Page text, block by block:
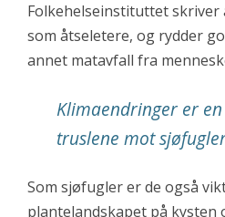
Folkehelseinstituttet skriver
som åtseletere, og rydder
annet matavfall fra
Klimaendringer er
truslene mot
Som sjøfugler er de også
plantelandskapet på kysten